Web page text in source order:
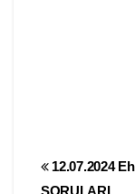
Yazı
12.07.2024
SORULARI